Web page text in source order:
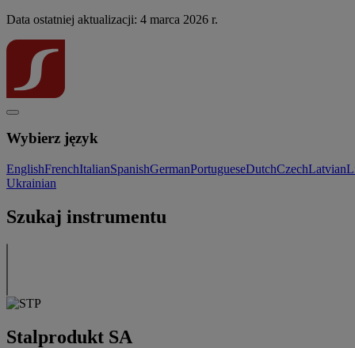
Data ostatniej aktualizacji: 4 marca 2026 r.
Wybierz język
EnglishFrenchItalianSpanishGermanPortugueseDutchCzechLatvian
Ukrainian
Szukaj instrumentu
Stalprodukt SA